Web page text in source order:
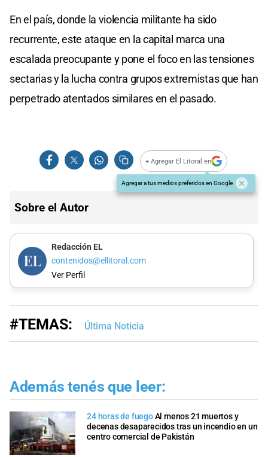
En el país, donde la violencia militante ha sido
recurrente, este ataque en la capital marca una
escalada preocupante y pone el foco en las tensiones
sectarias y la lucha contra grupos extremistas que han
perpetrado atentados similares en el pasado.
+ Agregar El Litoral en
Agregar a tus medios preferidos en Google
Sobre el Autor
Redacción EL
contenidos@ellitoral.com
Ver Perfil
#TEMAS: Última Noticia
Además tenés que leer:
24 horas de fuegoAl menos 21 muertos y
decenas desaparecidos tras un incendio en un
centro comercial de Pakistán